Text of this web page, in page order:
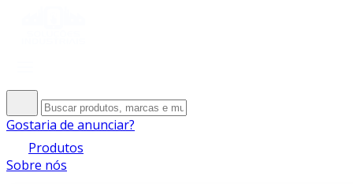
Gostaria de anunciar?
Produtos
Sobre nós